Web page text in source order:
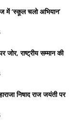
में ‘स्कूल चलो अभियान’
जोर, राष्ट्रीय सम्मान की
निषाद राज जयंती पर